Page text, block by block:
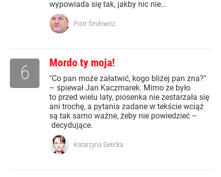
wypowiada się tak, jakby nic nie...
Piotr Śmiłowicz
Mordo ty moja!
"Co pan może załatwić, kogo bliżej pan zna?"
– śpiewał Jan Kaczmarek. Mimo że było
to przed wielu laty, piosenka nie zestarzała się
ani trochę, a pytania zadane w tekście wciąż
są tak samo ważne, żeby nie powiedzieć –
decydujące.
6
Katarzyna Sielicka